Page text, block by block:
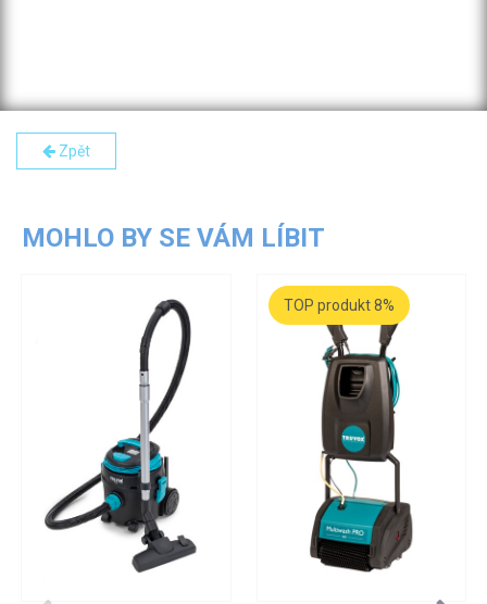
Zpět
MOHLO BY SE VÁM LÍBIT
TOP produkt 8%